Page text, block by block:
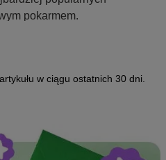
pokarmem.
w ciągu ostatnich 30 dni.